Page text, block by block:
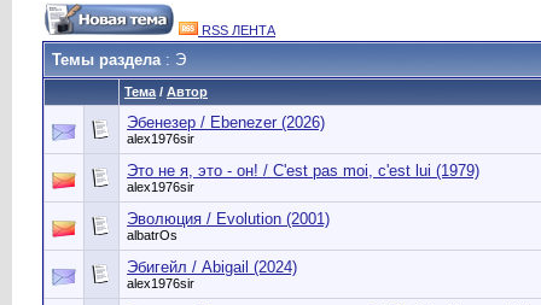
RSS ЛЕНТА
Темы раздела: Э
Тема / Автор
Эбенезер / Ebenezer (2026)
alex1976sir
Это не я, это - он! / C'est pas moi, c'est lui (1979)
alex1976sir
Эволюция / Evolution (2001)
albatrOs
Эбигейл / Abigail (2024)
alex1976sir